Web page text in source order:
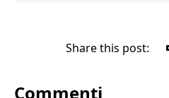
Share this post:
Commenti